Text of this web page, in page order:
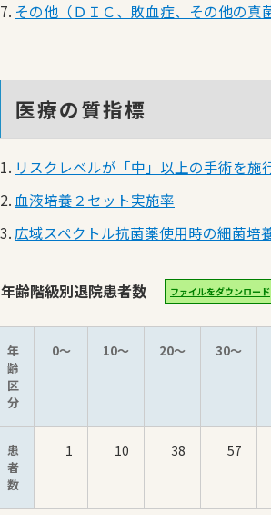
その他（ＤＩＣ、敗血症、その他の真
医療の質指標
リスクレベルが「中」以上の手術を
血液培養２セット実施率
広域スペクトル抗菌薬使用時の細菌培
年齢階級別退院患者数 ファイルをダウンロード
年
齢
区
分
0～ 10～ 20～ 30～
患
者
数
1 10 38 57